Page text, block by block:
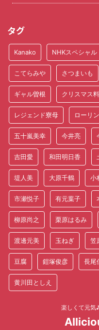
タグ
Kanako NHKスペシャル
こてらみや さつまいも
ギャル曽根 クリスマス
レジェンド寮母 ローリ
五十嵐美幸 今井亮
吉田愛 和田明日香
堤人美 大原千鶴 小
市瀬悦子 有元葉子
柳原尚之 栗原はるみ
渡邊元美 玉ねぎ 笠
豆腐 鎧塚俊彦 長尾
黄川田としえ
楽しくて元気